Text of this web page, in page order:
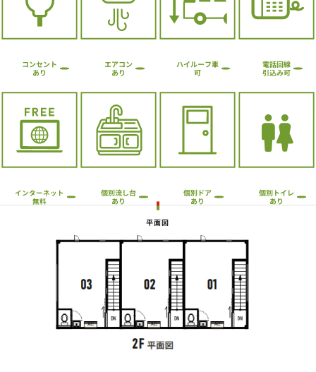
コンセント
あり
エアコン
あり
ハイルーフ車
可
電話回線
引込み可
インターネット
無料
個別流し台
あり
個別ドア
あり
個別トイレ
あり
平面図